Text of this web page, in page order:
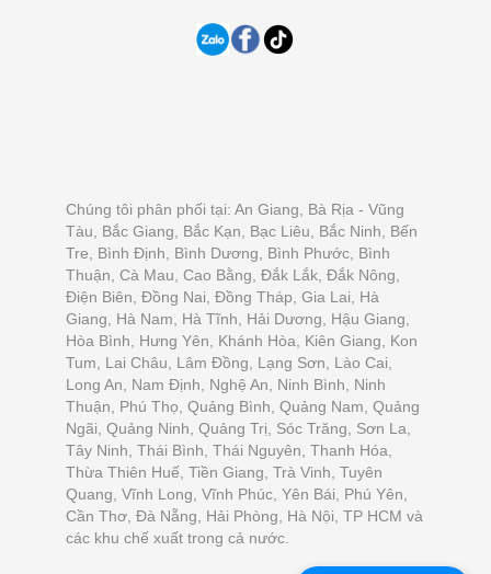
Chúng tôi phân phối tại: An Giang, Bà Rịa - Vũng
Tàu, Bắc Giang, Bắc Kạn, Bạc Liêu, Bắc Ninh, Bến
Tre, Bình Định, Bình Dương, Bình Phước, Bình
Thuận, Cà Mau, Cao Bằng, Đắk Lắk, Đắk Nông,
Điện Biên, Đồng Nai, Đồng Tháp, Gia Lai, Hà
Giang, Hà Nam, Hà Tĩnh, Hải Dương, Hậu Giang,
Hòa Bình, Hưng Yên, Khánh Hòa, Kiên Giang, Kon
Tum, Lai Châu, Lâm Đồng, Lạng Sơn, Lào Cai,
Long An, Nam Định, Nghệ An, Ninh Bình, Ninh
Thuận, Phú Thọ, Quảng Bình, Quảng Nam, Quảng
Ngãi, Quảng Ninh, Quảng Trị, Sóc Trăng, Sơn La,
Tây Ninh, Thái Bình, Thái Nguyên, Thanh Hóa,
Thừa Thiên Huế, Tiền Giang, Trà Vinh, Tuyên
Quang, Vĩnh Long, Vĩnh Phúc, Yên Bái, Phú Yên,
Cần Thơ, Đà Nẵng, Hải Phòng, Hà Nội, TP HCM và
các khu chế xuất trong cả nước.